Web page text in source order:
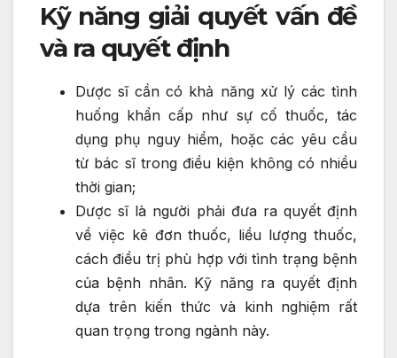
Kỹ năng giải quyết vấn đề
và ra quyết định
Dược sĩ cần có khả năng xử lý các tình
huống khẩn cấp như sự cố thuốc, tác
dụng phụ nguy hiểm, hoặc các yêu cầu
từ bác sĩ trong điều kiện không có nhiều
thời gian;
Dược sĩ là người phải đưa ra quyết định
về việc kê đơn thuốc, liều lượng thuốc,
cách điều trị phù hợp với tình trạng bệnh
của bệnh nhân. Kỹ năng ra quyết định
dựa trên kiến thức và kinh nghiệm rất
quan trọng trong ngành này.